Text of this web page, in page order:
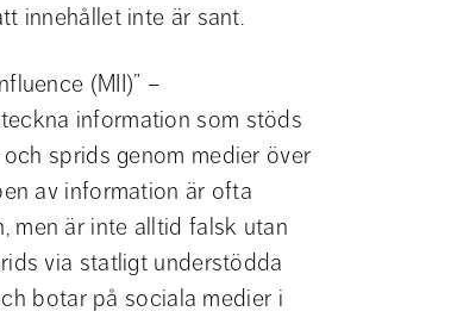
innehållet inte är sant.
(MII)” –
information som stöds
sprids genom medier över
av information är ofta
men är inte alltid falsk utan
via statligt understödda
botar på sociala medier i